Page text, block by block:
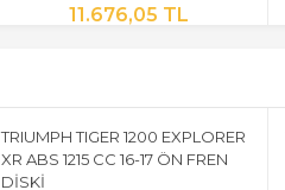
11.676,05 TL
TRIUMPH TIGER 1200 EXPLORER
XR ABS 1215 CC 16-17 ÖN FREN
DİSKİ